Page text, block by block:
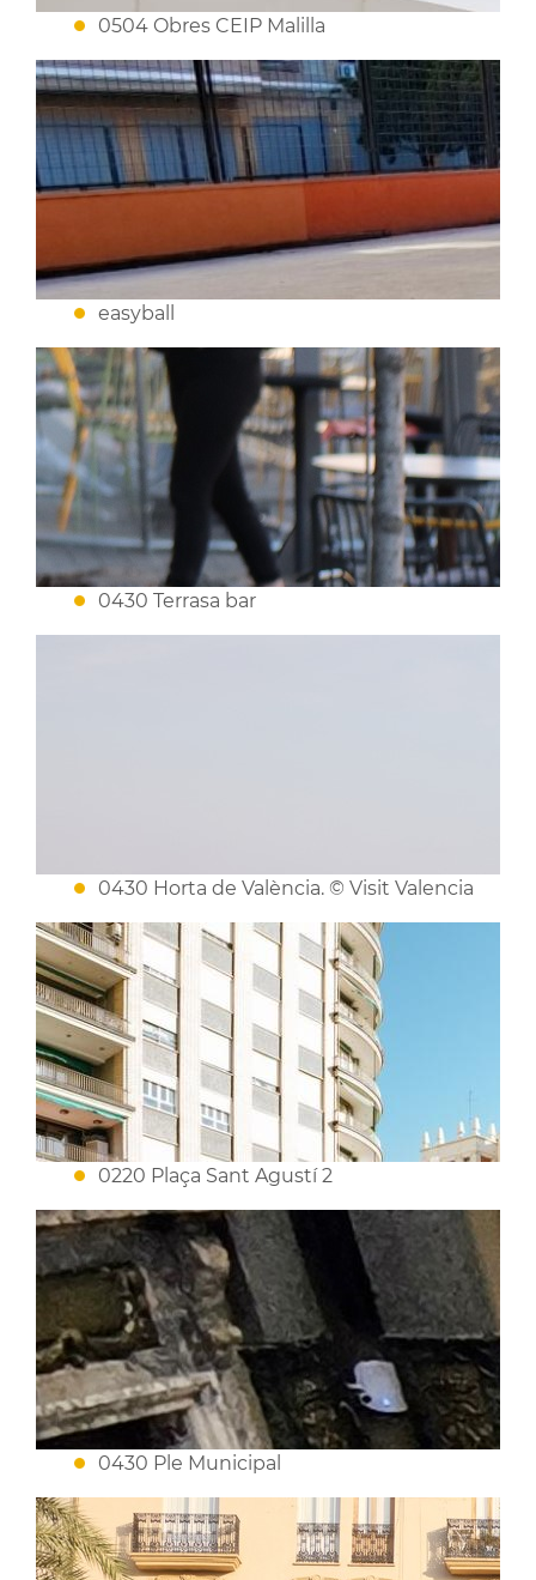
0504 Obres CEIP Malilla
easyball
0430 Terrasa bar
0430 Horta de València. © Visit Valencia
0220 Plaça Sant Agustí 2
0430 Ple Municipal